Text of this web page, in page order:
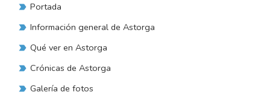
Portada
Información general de Astorga
Qué ver en Astorga
Crónicas de Astorga
Galería de fotos